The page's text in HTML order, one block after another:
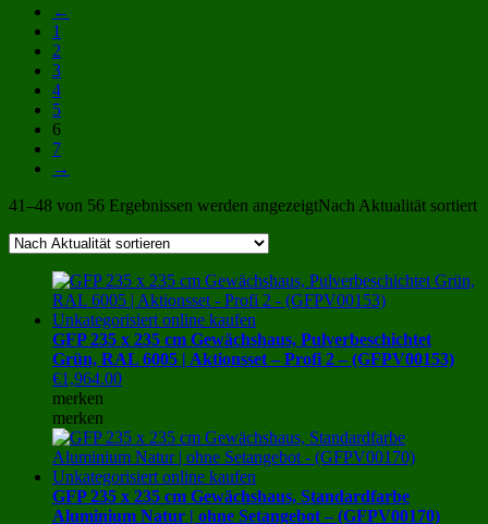
←
1
2
3
4
5
6
7
→
41–48 von 56 Ergebnissen werden angezeigtNach Aktualität sortiert
GFP 235 x 235 cm Gewächshaus, Pulverbeschichtet
Grün, RAL 6005 | Aktionsset – Profi 2 – (GFPV00153)
€1,964.00
merken
merken
GFP 235 x 235 cm Gewächshaus, Standardfarbe
Aluminium Natur | ohne Setangebot – (GFPV00170)